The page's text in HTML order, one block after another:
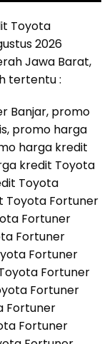
Toyota
2026
Jawa Barat,
tertentu :
Banjar, promo
promo harga
harga kredit
kredit Toyota
Toyota
Toyota Fortuner
Fortuner
Fortuner
Fortuner
Fortuner
Fortuner
Fortuner
Fortuner